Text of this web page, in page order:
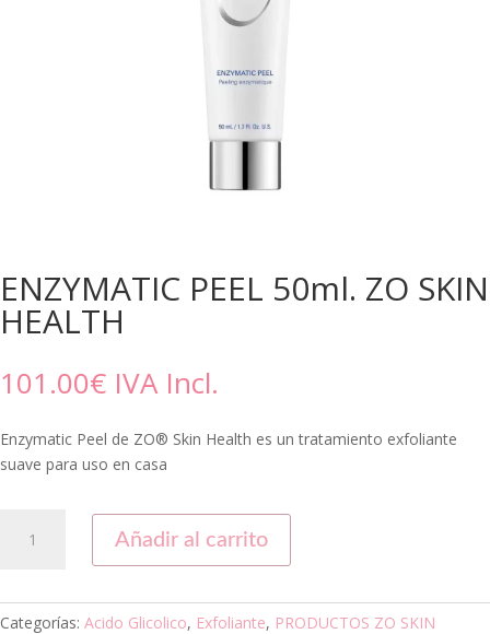
ENZYMATIC PEEL 50ml. ZO SKIN
HEALTH
101.00€ IVA Incl.
Enzymatic Peel de ZO® Skin Health es un tratamiento exfoliante
suave para uso en casa
PEEL
SKIN
Añadir al carrito
Categorías: Acido Glicolico, Exfoliante, PRODUCTOS ZO SKIN